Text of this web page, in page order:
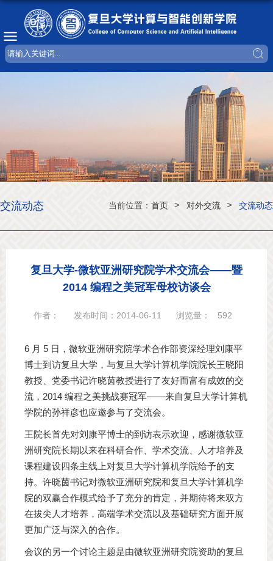
当前位置： 首页 > 对外交流 > 交流动态
交流动态
复旦大学-微软亚洲研究院学术交流会——暨
2014 编程之美冠军母校访谈会
作者： 发布时间：2014-06-11 浏览量： 592
6 月 5 日，微软亚洲研究院学术合作部资深经理刘康平
博士到访复旦大学，与复旦大学计算机学院院长王晓阳
教授、党委书记许晓茵教授进行了友好而富有成效的交
流，2014 编程之美挑战赛冠军——来自复旦大学计算机
学院的孙祥彦也应邀参与了交流会。
王院长首先对刘康平博士的到访表示欢迎，感谢微软亚
洲研究院长期以来在科研合作、学术交流、人才培养及
课程建设四条主线上对复旦大学计算机学院给予的支
持。许晓茵书记对微软亚洲研究院和复旦大学计算机学
院的双赢合作模式给予了充分的肯定，并期待将来双方
在拔尖人才培养，高端学术交流以及基础研究方面开展
更加广泛与深入的合作。
会议的另一个讨论主题是由微软亚洲研究院资助的复旦